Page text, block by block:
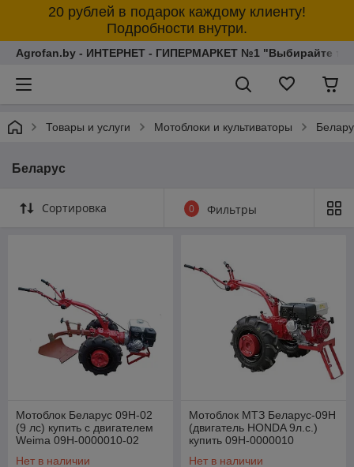
20 рублей в подарок каждому клиенту!
Подробности внутри.
Agrofan.by - ИНТЕРНЕТ - ГИПЕРМАРКЕТ №1 "Выбирайте
Товары и услуги Мотоблоки и культиваторы
Беларус
Сортировка 0 Фильтры
Мотоблок Беларус 09Н-02
(9 лс) купить c двигателем
Weima 09Н-0000010-02
Нет в наличии
Мотоблок МТЗ Беларус-09Н
(двигатель HONDA 9л.с.)
купить 09Н-0000010
Нет в наличии